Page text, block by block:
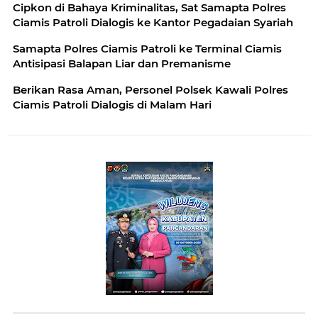
Cipkon di Bahaya Kriminalitas, Sat Samapta Polres
Ciamis Patroli Dialogis ke Kantor Pegadaian Syariah
Samapta Polres Ciamis Patroli ke Terminal Ciamis
Antisipasi Balapan Liar dan Premanisme
Berikan Rasa Aman, Personel Polsek Kawali Polres
Ciamis Patroli Dialogis di Malam Hari